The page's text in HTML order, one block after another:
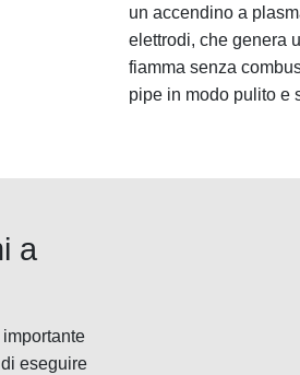
un accendino a
elettrodi, che genera
fiamma senza
pipe in modo pulito e
a
eseguire